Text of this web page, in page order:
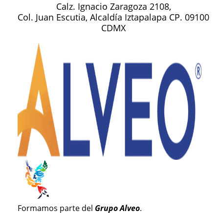
Calz. Ignacio Zaragoza 2108,
Col. Juan Escutia, Alcaldía Iztapalapa CP. 09100
CDMX
Formamos parte del Grupo Alveo.